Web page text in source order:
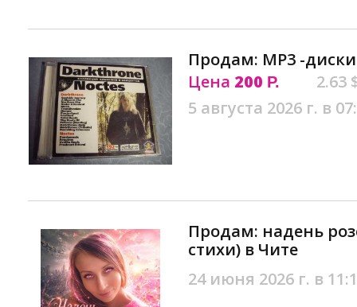
Продам: MP3 -
Цена 200 Р.
2.63
5 августа 2026 г. в
Продам: надень
стихи) в Чите
24 июня 2026 г. в